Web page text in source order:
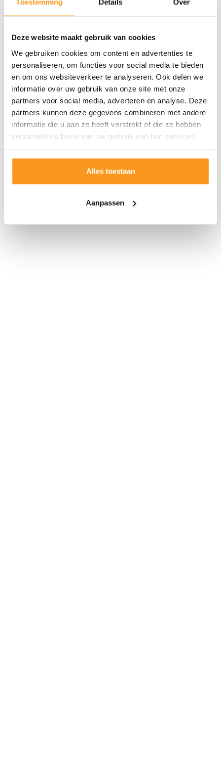
Toestemming Details Over
Deze website maakt gebruik van cookies
We gebruiken cookies om content en advertenties te
personaliseren, om functies voor social media te bieden
en om ons websiteverkeer te analyseren. Ook delen we
informatie over uw gebruik van onze site met onze
partners voor social media, adverteren en analyse. Deze
partners kunnen deze gegevens combineren met andere
informatie die u aan ze heeft verstrekt of die ze hebben
verzameld op basis van uw gebruik van hun services.
Alles toestaan
Aanpassen